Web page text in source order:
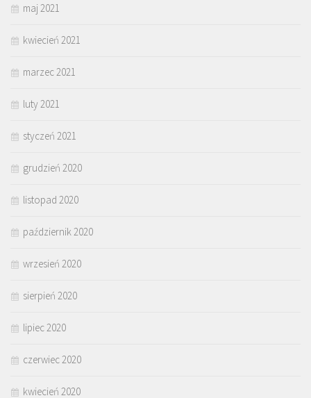
maj 2021
kwiecień 2021
marzec 2021
luty 2021
styczeń 2021
grudzień 2020
listopad 2020
październik 2020
wrzesień 2020
sierpień 2020
lipiec 2020
czerwiec 2020
kwiecień 2020